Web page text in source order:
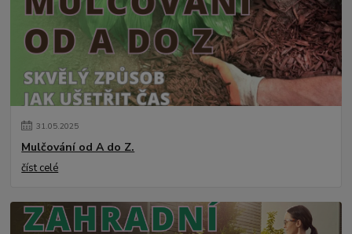
31.05.2025
Mulčování od A do Z.
číst celé